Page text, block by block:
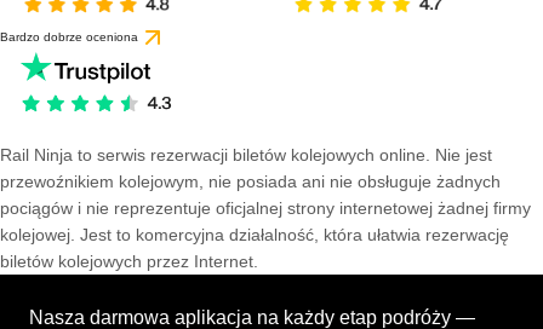
Bardzo dobrze oceniona
Rail Ninja to serwis rezerwacji biletów kolejowych online. Nie jest
przewoźnikiem kolejowym, nie posiada ani nie obsługuje żadnych
pociągów i nie reprezentuje oficjalnej strony internetowej żadnej firmy
kolejowej. Jest to komercyjna działalność, która ułatwia rezerwację
biletów kolejowych przez Internet.
Nasza darmowa aplikacja na każdy etap podróży —